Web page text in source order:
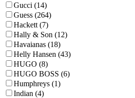
Gucci (14)
Guess (264)
Hackett (7)
Hally & Son (12)
Havaianas (18)
Helly Hansen (43)
HUGO (8)
HUGO BOSS (6)
Humphreys (1)
Indian (4)